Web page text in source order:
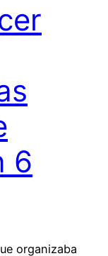
6
organizaba